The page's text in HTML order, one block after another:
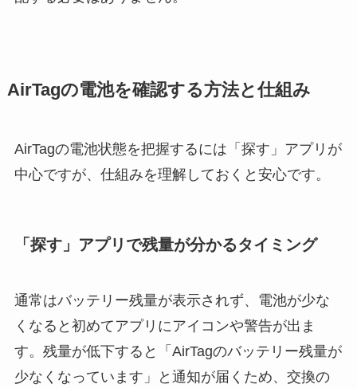
AirTagの電池を確認する方法と仕組み
AirTagの電池状態を把握するには「探す」アプリが
中心ですが、仕組みを理解しておくと安心です。
「探す」アプリで残量が分かるタイミング
通常はバッテリー残量が表示されず、電池が少な
くなると初めてアプリにアイコンや警告が出ま
す。残量が低下すると「AirTagのバッテリー残量が
少なくなっています」と通知が届くため、交換の